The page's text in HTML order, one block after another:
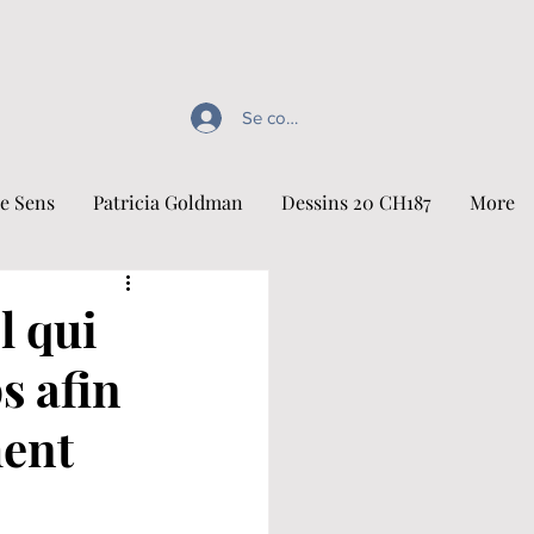
Se connecter
Sens Patricia Goldman Dessins 20 CH187 More
qui
afin